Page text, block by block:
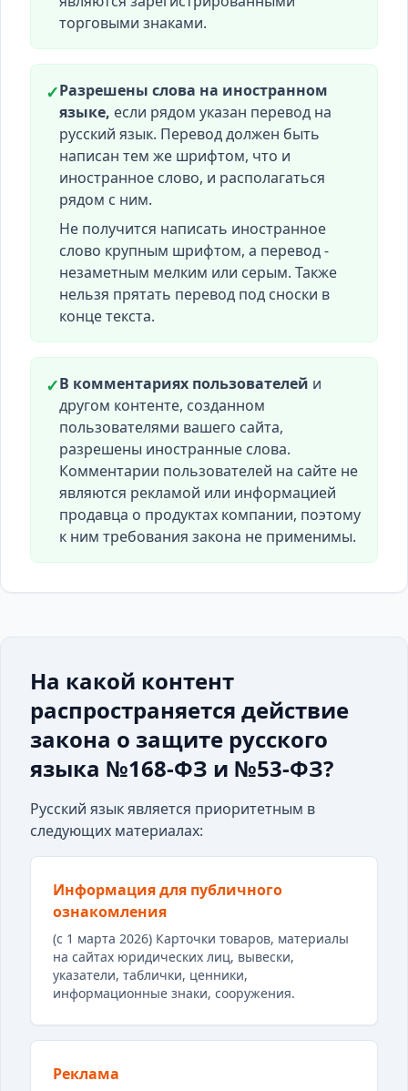
торговыми знаками.
✓Разрешены слова на иностранном
языке, если рядом указан перевод на
русский язык. Перевод должен быть
написан тем же шрифтом, что и
иностранное слово, и располагаться
рядом с ним.
Не получится написать иностранное
слово крупным шрифтом, а перевод -
незаметным мелким или серым. Также
нельзя прятать перевод под сноски в
конце текста.
✓В комментариях пользователей и
другом контенте, созданном
пользователями вашего сайта,
разрешены иностранные слова.
Комментарии пользователей на сайте не
являются рекламой или информацией
продавца о продуктах компании, поэтому
к ним требования закона не применимы.
На какой контент
распространяется действие
закона о защите русского
языка №168-ФЗ и №53-ФЗ?
Русский язык является приоритетным в
следующих материалах:
Информация для публичного
ознакомления
(с 1 марта 2026) Карточки товаров, материалы
на сайтах юридических лиц, вывески,
указатели, таблички, ценники,
информационные знаки, сооружения.
Реклама